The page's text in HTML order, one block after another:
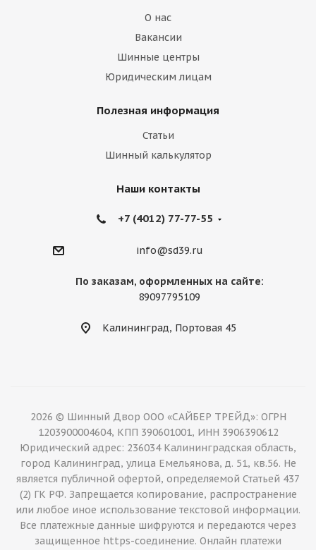
О нас
Вакансии
Шинные центры
Юридическим лицам
Полезная информация
Статьи
Шинный калькулятор
Наши контакты
+7 (4012) 77-77-55
info@sd39.ru
По заказам, оформленных на сайте:
89097795109
Калининград, Портовая 45
2026 © Шинный Двор ООО «САЙБЕР ТРЕЙД»: ОГРН
1203900004604, КПП 390601001, ИНН 3906390612
Юридический адрес: 236034 Калининградская область,
город Калининград, улица Емельянова, д. 51, кв.56. Не
является публичной офертой, определяемой Статьей 437
(2) ГК РФ. Запрещается копирование, распространение
или любое иное использование текстовой информации.
Все платежные данные шифруются и передаются через
защищенное https-соединение. Онлайн платежи